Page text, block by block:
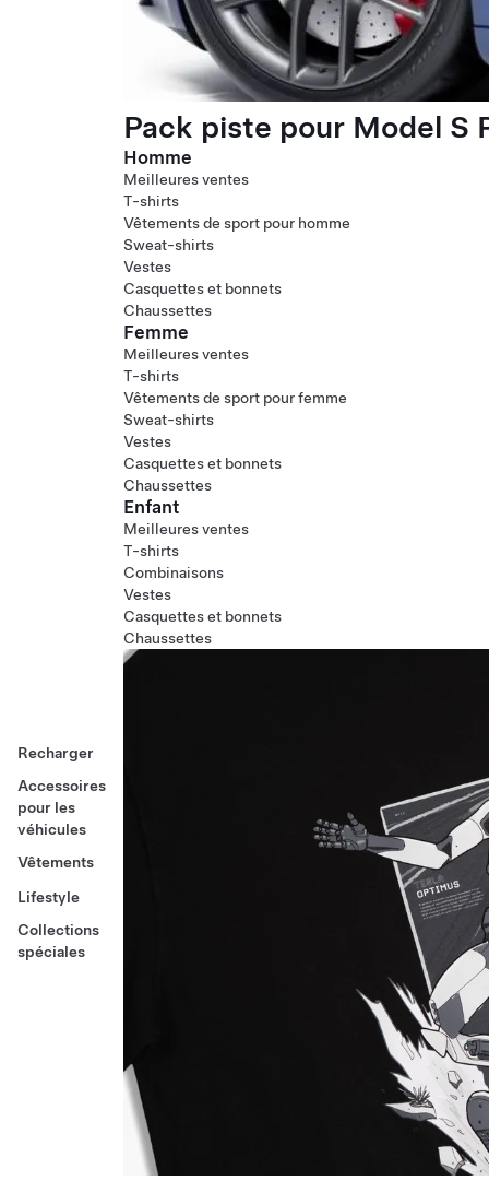
Recharger
Accessoires
pour les
véhicules
Vêtements
Lifestyle
Collections
spéciales
Pack piste pour Model S
Homme
Meilleures ventes
T-shirts
Vêtements de sport pour homme
Sweat-shirts
Vestes
Casquettes et bonnets
Chaussettes
Femme
Meilleures ventes
T-shirts
Vêtements de sport pour femme
Sweat-shirts
Vestes
Casquettes et bonnets
Chaussettes
Enfant
Meilleures ventes
T-shirts
Combinaisons
Vestes
Casquettes et bonnets
Chaussettes